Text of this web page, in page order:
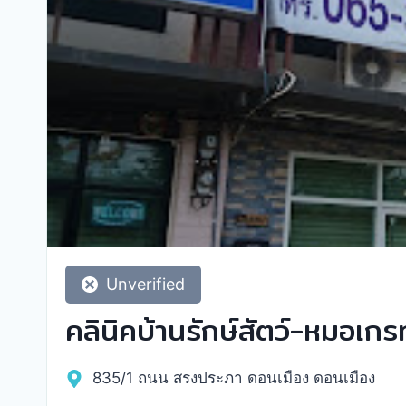
Unverified
คลินิคบ้านรักษ์สัตว์-หมอเก
835/1 ถนน สรงประภา ดอนเมือง ดอนเมือง